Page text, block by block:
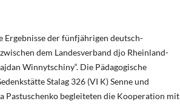
Ergebnisse der fünfjährigen deutsch-
dem Landesverband djo Rheinland-
Winnytschiny“. Die Pädagogische
Stalag 326 (VI K) Senne und
Pastuschenko begleiteten die Kooperation mit